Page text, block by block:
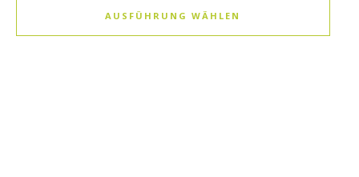
AUSFÜHRUNG WÄHLEN